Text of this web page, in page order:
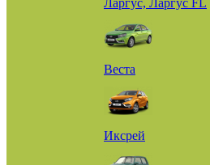
Ларгус, Ларгус FL
Веста
Иксрей